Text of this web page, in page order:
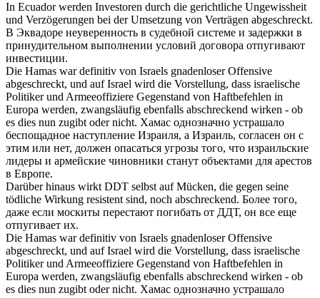
In Ecuador werden Investoren durch die gerichtliche Ungewissheit
und Verzögerungen bei der Umsetzung von Verträgen abgeschreckt.
В Эквадоре неуверенность в судебной системе и задержки в
принудительном выполнении условий договора отпугивают
инвестиции.
Die Hamas war definitiv von Israels gnadenloser Offensive
abgeschreckt, und auf Israel wird die Vorstellung, dass israelische
Politiker und Armeeoffiziere Gegenstand von Haftbefehlen in
Europa werden, zwangsläufig ebenfalls abschreckend wirken - ob
es dies nun zugibt oder nicht. Хамас однозначно устрашало
беспощадное наступление Израиля, а Израиль, согласен он с
этим или нет, должен опасаться угрозы того, что израильские
лидеры и армейские чиновники станут объектами для арестов
в Европе.
Darüber hinaus wirkt DDT selbst auf Mücken, die gegen seine
tödliche Wirkung resistent sind, noch abschreckend. Более того,
даже если москиты перестают погибать от ДДТ, он все еще
отпугивает их.
Die Hamas war definitiv von Israels gnadenloser Offensive
abgeschreckt, und auf Israel wird die Vorstellung, dass israelische
Politiker und Armeeoffiziere Gegenstand von Haftbefehlen in
Europa werden, zwangsläufig ebenfalls abschreckend wirken - ob
es dies nun zugibt oder nicht. Хамас однозначно устрашало